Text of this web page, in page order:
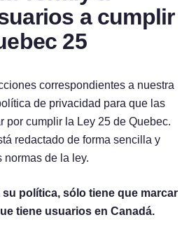
a cumplir
25
correspondientes a nuestra
de privacidad para que las
por cumplir la Ley 25 de Quebec.
redactado de forma sencilla y
normas de la ley.
su política, sólo tiene que marcar
tiene usuarios en Canadá.